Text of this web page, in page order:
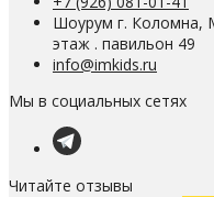
Шоурум г. Коломна,
этаж . павильон 49
info@imkids.ru
Мы в социальных сетях
Читайте отзывы